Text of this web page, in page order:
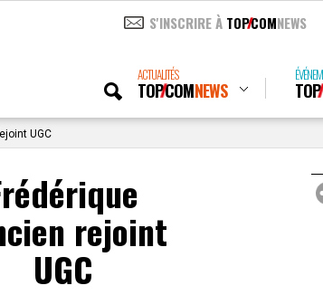
S'INSCRIRE À TOPCOMNEWS
ACTUALITÉS
TOPCOMNEWS TOP
UGC
rejoint
UGC